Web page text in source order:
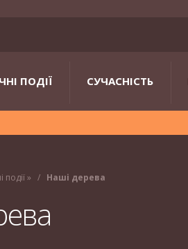
ПОДІЇ СУЧАСНІСТЬ
події» Наші дерева